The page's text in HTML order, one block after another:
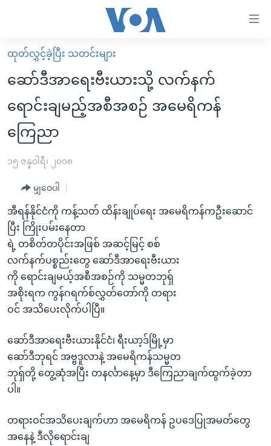
လွယ်ကူ
စေ
Link
များ
ပင်မ
ကျော်
ကြည့်
ရန်
ပင်မ
အ
ညွန်း
စာမျက်နှာ
ကျော်
ကြည့်
ရန်
ရှာဖွေ
နေရာ
သို့
မူလစာမျက်နှာ
မြန်မာ
ကမ္ဘာ့သတင်းများ
နိုင်ငံတကာ
အစ္စရေး-ပါလက်စတိုင်း
ဗွီဒီယို
ရပ်ဝန်းတခု လမ်းတခု အလွန်
အင်္ဂလိပ်စာလေ့လာမယ်
အမေရိကန်သုံးအီဒီယံ
မကြေးမုံရဲ့ အင်္ဂလိပ်စာ
ရုပ်ရှင်ထဲက အင်္ဂလိပ်စာ
သုတပဒေသာ အင်္ဂလိပ်စာ
အပတ်စဉ်ကဏ္ဍများ
ရေဒီယို
တီဗွီ
ရေဒီယိုနှင့်ရုပ်သံ အချက်အလက်များ
ရေဒီယို/တီဗွီအစီအစဉ်
Learning English
ဘာသာစကားများ
ထုတ်လွှင့်ခဲ့ပြီး သတင်းများ
ဆော်ဒီအာရေးဗီးယားသို့ လက်နက်
ရောင်းချမည့်အစီအစဉ် အမေရိကန်
ကြေညာ
၁၅ ဇန္နဝါရီ၊ ၂၀၀၈
မျှဝေပါ
အီရန်နိုင်ငံကို ကန့်သတ် ထိန်းချုပ်ရေး အမေရိကန်ကဦးဆောင်
ပြီး ကြိုးပမ်းနေတာ
ရဲ့ တစိတ်တပိုင်းအဖြစ် အဆင့်မြင့် စစ်
လက်နက်ပစ္စည်းတွေ ဆော်ဒီအာရေးဗီးယား
ကို ရောင်းချမယ့်အစီအစဉ်ကို သမ္မတဘုရှ်
အစိုးရက ကွန်ဂရက်စ်လွှတ်တော်ကို တရား
ဝင် အသိပေးလိုက်ပါပြီ။
ဆော်ဒီအာရေးဗီးယားနိုင်ငံ၊ ရီးယာ့ဒ်မြို့မှာ
ဆော်ဒီဘုရင် အဗ္ဗဒူလာနဲ့ အမေရိကန်သမ္မတ
ဘုရှ်တို့ တွေ့ဆုံအပြီး တနင်္လာနေ့မှာ ဒီကြေညာချက်ထွက်ခဲ့တာ
ပါ။
တရားဝင်အသိပေးချက်ဟာ အမေရိကန် ဥပဒေပြုအမတ်တွေ
အနေနဲ့ ဒီလိုရောင်းချ